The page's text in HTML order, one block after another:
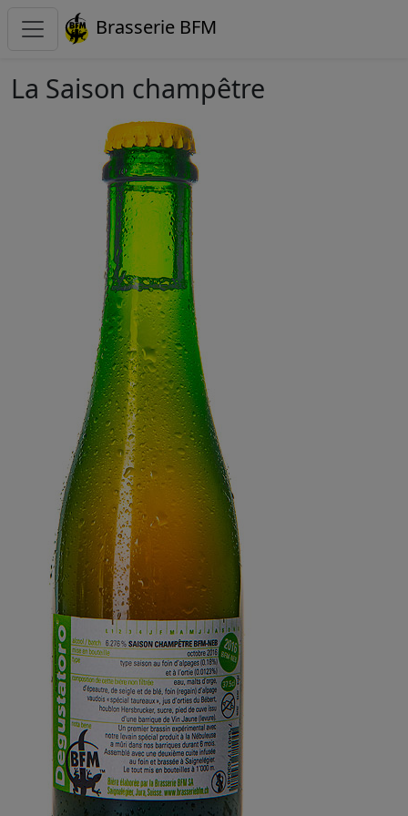
Brasserie BFM
La Saison champêtre